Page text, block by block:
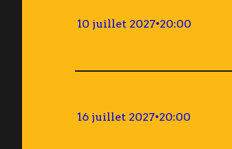
10 juillet 2027•20:00
16 juillet 2027•20:00